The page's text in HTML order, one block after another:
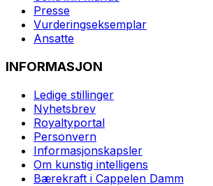
Presse
Vurderingseksemplar
Ansatte
INFORMASJON
Ledige stillinger
Nyhetsbrev
Royaltyportal
Personvern
Informasjonskapsler
Om kunstig intelligens
Bærekraft i Cappelen Damm